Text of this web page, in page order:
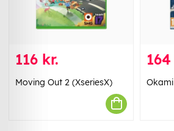
116 kr.
Moving Out 2 (XseriesX)